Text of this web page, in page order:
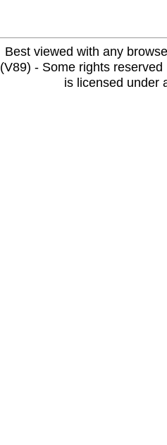
Best viewed with any
(V89) - Some rights
is licensed under